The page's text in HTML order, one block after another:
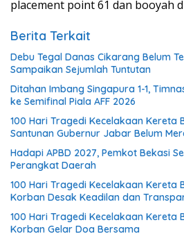
placement point 61 dan booyah
Berita Terkait
Debu Tegal Danas Cikarang Belum
Sampaikan Sejumlah Tuntutan
Ditahan Imbang Singapura 1-1,
ke Semifinal Piala AFF 2026
100 Hari Tragedi Kecelakaan Kereta
Santunan Gubernur Jabar Belum
Hadapi APBD 2027, Pemkot Bekasi
Perangkat Daerah
100 Hari Tragedi Kecelakaan Kereta
Korban Desak Keadilan dan
100 Hari Tragedi Kecelakaan Kereta
Korban Gelar Doa Bersama